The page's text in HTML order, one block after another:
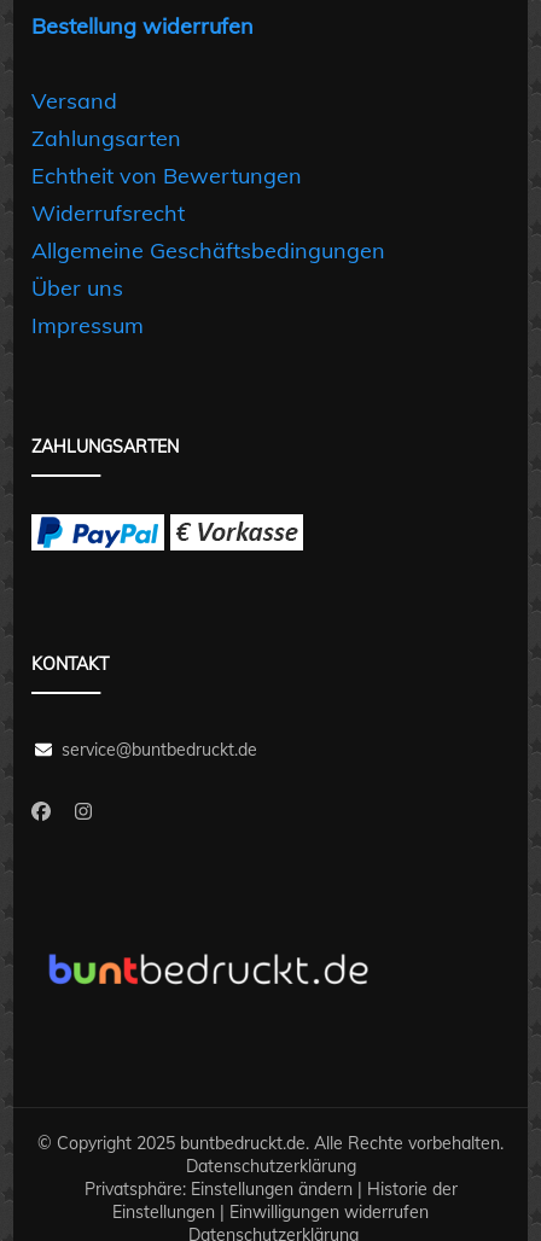
Bestellung widerrufen
Versand
Zahlungsarten
Echtheit von Bewertungen
Widerrufsrecht
Allgemeine Geschäftsbedingungen
Über uns
Impressum
ZAHLUNGSARTEN
KONTAKT
service@buntbedruckt.de
© Copyright 2025 buntbedruckt.de. Alle Rechte vorbehalten.
Datenschutzerklärung
Privatsphäre: Einstellungen ändern | Historie der
Einstellungen | Einwilligungen widerrufen
Datenschutzerklärung